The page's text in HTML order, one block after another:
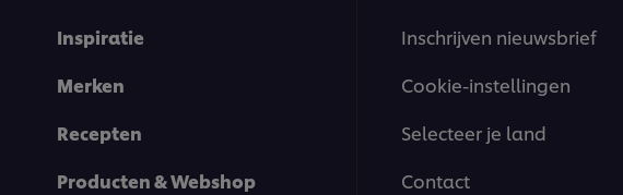
Inspiratie
Merken
Recepten
Producten & Webshop
Inschrijven nieuwsbrief
Cookie-instellingen
Selecteer je land
Contact